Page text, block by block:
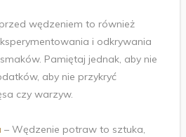
wędzeniem to również
i odkrywania
Pamiętaj jednak, aby nie
aby nie przykryć
czy warzyw.
– Wędzenie potraw to sztuka,